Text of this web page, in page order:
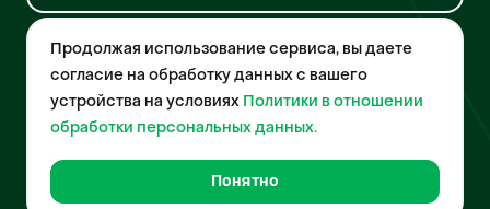
© 2026 Pet-Yes. ООО «Биржа домашних животных «Пет-Ес»
осуществляет деятельность в области информационных
технологий, деятельность по разработке и эксплуатации
собственного программного обеспечения, деятельность
порталов в информационно-коммуникационной сети Интернет и
домашних животных», свидетельство о регистрации
№2021612018 от 10 февраля 2021 года.
Продолжая использование сервиса, вы даете
согласие на обработку данных с вашего
устройства на условиях Политики в отношении
обработки персональных данных.
Понятно